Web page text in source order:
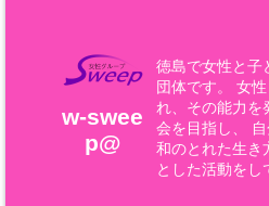
w-swee
p@
徳島で女性と子
団体です。 女
れ、その能力を
会を目指し、
和のとれた生き
とした活動をし